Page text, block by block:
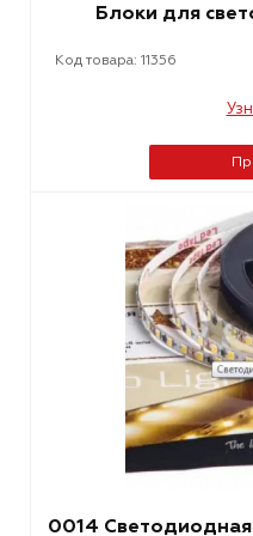
Блоки для
Код товара: 11356
0014